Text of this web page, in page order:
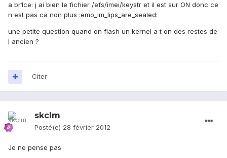
a br1ce: j ai bien le fichier /efs/imei/keystr et il est sur ON donc ce
n est pas ca non plus :emo_im_lips_are_sealed:
une petite question quand on flash un kernel a t on des restes de
l ancien ?
Citer
skclm
Posté(e) 28 février 2012
Je ne pense pas